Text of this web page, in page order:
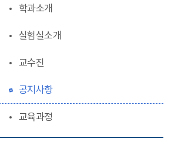
학과소개
실험실소개
교수진
공지사항
교육과정